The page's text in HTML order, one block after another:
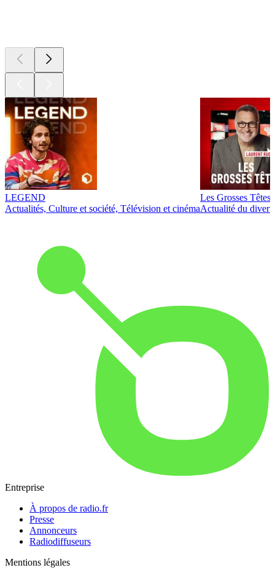
LEGEND
Actualités, Culture et société, Télévision et cinéma
Les Grosses Têtes
Actualité du
Entreprise
À propos de radio.fr
Presse
Annonceurs
Radiodiffuseurs
Mentions légales